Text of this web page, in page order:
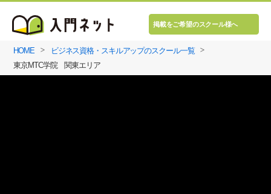
掲載をご希望のスクール様へ
HOME
ビジネス資格・スキルアップのスクール一覧
東京MTC学院 関東エリア